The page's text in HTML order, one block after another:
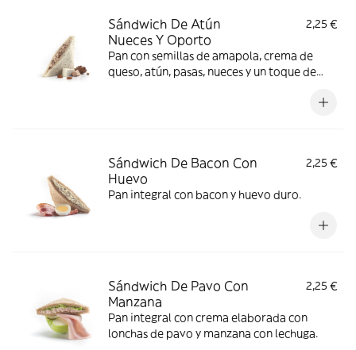
Sándwich De Atún
Nueces Y Oporto
2,25 €
Pan con semillas de amapola, crema de
queso, atún, pasas, nueces y un toque de
Sándwich De Bacon Con
Huevo
2,25 €
Pan integral con bacon y huevo duro.
Sándwich De Pavo Con
Manzana
2,25 €
Pan integral con crema elaborada con
lonchas de pavo y manzana con lechuga.